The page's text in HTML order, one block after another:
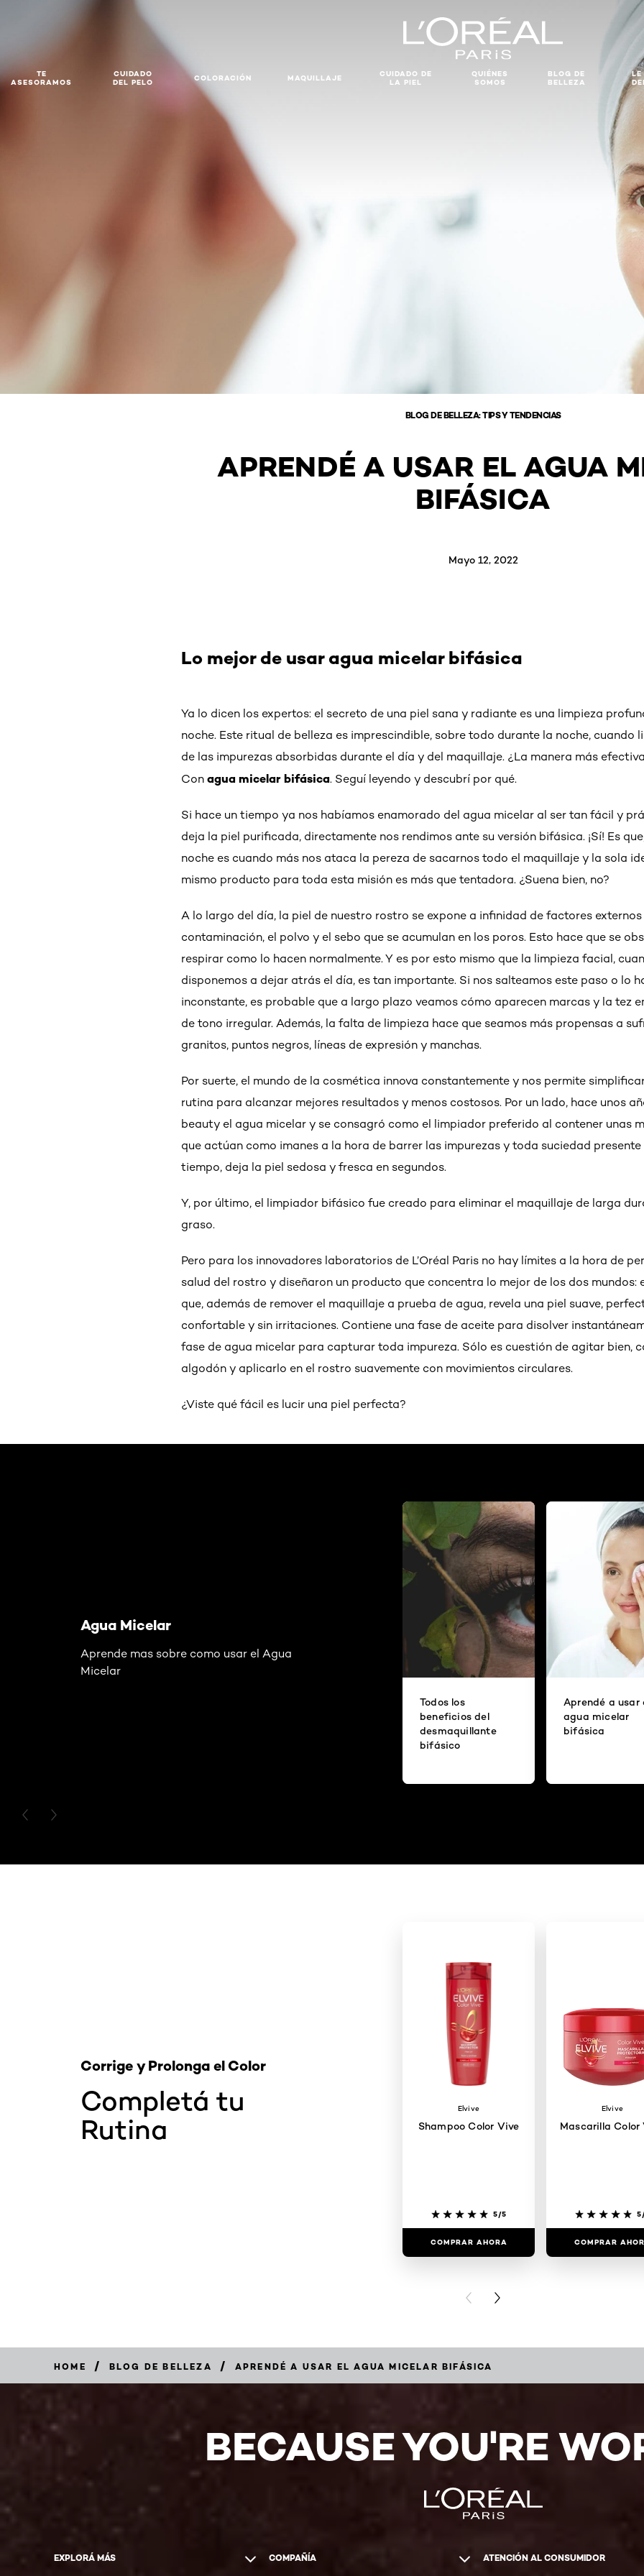
TE
ASESORAMOS
CUIDADO
DEL PELO
COLORACIÓN MAQUILLAJE
CUIDADO DE
LA PIEL
QUIÉNES
SOMOS
BLOG DE
BELLEZA
LE
BLOG DE BELLEZA: TIPS Y TENDENCIAS
APRENDÉ A USAR EL AGUA
BIFÁSICA
Mayo 12, 2022
Lo mejor de usar agua micelar bifásica
Ya lo dicen los expertos: el secreto de una piel sana y radiante es una limpieza
noche. Este ritual de belleza es imprescindible, sobre todo durante la noche, cuando
de las impurezas absorbidas durante el día y del maquillaje. ¿La manera más
Con agua micelar bifásica. Seguí leyendo y descubrí por qué.
Si hace un tiempo ya nos habíamos enamorado del agua micelar al ser tan fácil y
deja la piel purificada, directamente nos rendimos ante su versión bifásica. ¡Sí! Es
noche es cuando más nos ataca la pereza de sacarnos todo el maquillaje y la sola
mismo producto para toda esta misión es más que tentadora. ¿Suena bien, no?
A lo largo del día, la piel de nuestro rostro se expone a infinidad de factores
contaminación, el polvo y el sebo que se acumulan en los poros. Esto hace que se
respirar como lo hacen normalmente. Y es por esto mismo que la limpieza facial,
disponemos a dejar atrás el día, es tan importante. Si nos salteamos este paso o lo
inconstante, es probable que a largo plazo veamos cómo aparecen marcas y la tez
de tono irregular. Además, la falta de limpieza hace que seamos más propensas a
granitos, puntos negros, líneas de expresión y manchas.
Por suerte, el mundo de la cosmética innova constantemente y nos permite
rutina para alcanzar mejores resultados y menos costosos. Por un lado, hace unos
beauty el agua micelar y se consagró como el limpiador preferido al contener unas
que actúan como imanes a la hora de barrer las impurezas y toda suciedad
tiempo, deja la piel sedosa y fresca en segundos.
Y, por último, el limpiador bifásico fue creado para eliminar el maquillaje de larga
graso.
Pero para los innovadores laboratorios de L’Oréal Paris no hay límites a la hora de
salud del rostro y diseñaron un producto que concentra lo mejor de los dos mundos:
que, además de remover el maquillaje a prueba de agua, revela una piel suave,
confortable y sin irritaciones. Contiene una fase de aceite para disolver
fase de agua micelar para capturar toda impureza. Sólo es cuestión de agitar bien,
algodón y aplicarlo en el rostro suavemente con movimientos circulares.
¿Viste qué fácil es lucir una piel perfecta?
Agua Micelar
Aprende mas sobre como usar el Agua
Micelar
Todos los
beneficios del
desmaquillante
bifásico
Aprendé a usar
agua micelar
bifásica
PREVIOUS CARD
NEXT CARD
Completá tu
Rutina
Corrige y Prolonga el Color
Elvive
Shampoo Color Vive
5/5
COMPRAR AHORA
Elvive
Mascarilla Color
COMPRAR
PREVIOUS CARD
NEXT CARD
HOME / BLOG DE BELLEZA / APRENDÉ A USAR EL AGUA MICELAR BIFÁSICA
BECAUSE YOU'RE
EXPLORÁ MÁS COMPAÑÍA ATENCIÓN AL CONSUMIDOR